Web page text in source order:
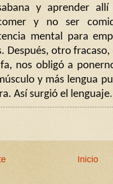
y aprender
y no ser
mental para
Después, otro
nos obligó a
y más lengua
Así surgió el lenguaje
Inicio